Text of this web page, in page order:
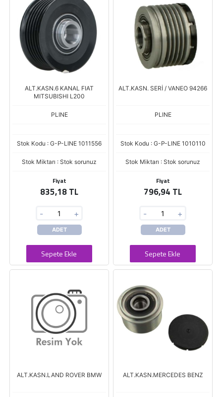
ALT.KASN.6 KANAL FIAT
MITSUBISHI L200
PLINE
Stok Kodu : G-P-LINE 1011556
Stok Miktarı : Stok sorunuz
Fiyat
835,18 TL
- +
ADET
Sepete Ekle
ALT.KASN. SERİ / VANEO 94266
PLINE
Stok Kodu : G-P-LINE 1010110
Stok Miktarı : Stok sorunuz
Fiyat
796,94 TL
- +
ADET
Sepete Ekle
ALT.KASN.LAND ROVER BMW ALT.KASN.MERCEDES BENZ